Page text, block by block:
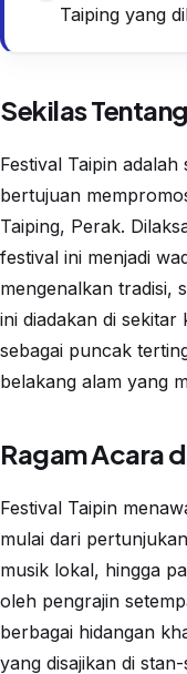
Taiping yang
Sekilas
Festival Taipin
bertujuan
Taiping, Perak.
festival ini menjadi
mengenalkan tradisi,
ini diadakan di
sebagai puncak
belakang alam yang
Ragam Acara
Festival Taipin
mulai dari
musik lokal, hingga
oleh pengrajin
berbagai hidangan
yang disajikan di